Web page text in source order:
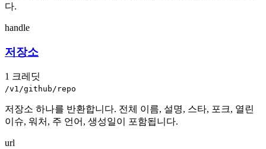
다.
handle
저장소
1 크레딧
/v1/github/repo
저장소 하나를 반환합니다. 전체 이름, 설명, 스타, 포크, 열린
이슈, 워처, 주 언어, 생성일이 포함됩니다.
url